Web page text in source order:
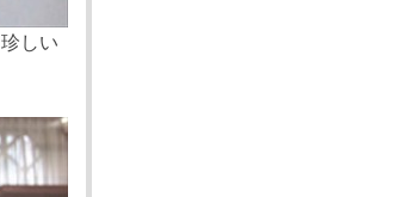
しい